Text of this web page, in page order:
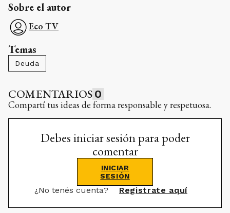
Sobre el autor
Eco TV
Temas
Deuda
COMENTARIOS 0
Compartí tus ideas de forma responsable y respetuosa.
Debes iniciar sesión para poder
comentar
INICIAR
SESIÓN
¿No tenés cuenta? Registrate aquí